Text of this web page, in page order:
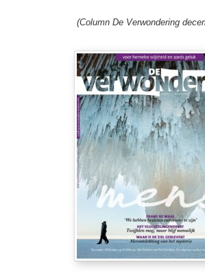
(Column De Verwondering